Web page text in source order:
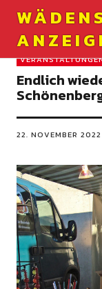
Endlich
22. NOVEMBER 2022